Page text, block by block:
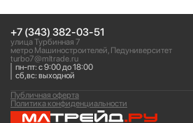
+7 (343) 382-03-51
улица Турбинная 7
метро Машиностроителей, Педуниверситет
turbo7@mltrade.ru
пн-пт: с 9:00 до 18:00
сб,вс: выходной
Политика конфиденциальности
Публичная оферта